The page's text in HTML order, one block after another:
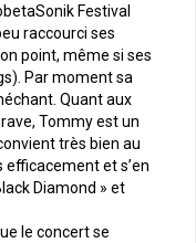
Festival
raccourci ses
point, même si ses
Par moment sa
Quant aux
Tommy est un
très bien au
et s’en
Diamond » et
le concert se